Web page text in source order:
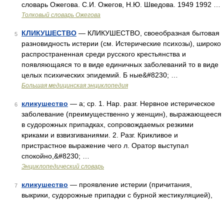
словарь Ожегова. С.И. Ожегов, Н.Ю. Шведова. 1949 1992 …
Толковый словарь Ожегова
5 КЛИКУШЕСТВО — КЛИКУШЕСТВО, своеобразная бытовая
разновидность истерии (см. Истерические психозы), широко
распространенная среди русского крестьянства и
появляющаяся то в виде единичных заболеваний то в виде
целых психических эпидемий. Б ные&#8230; …
Большая медицинская энциклопедия
6 кликушество — а; ср. 1. Нар. разг. Нервное истерическое
заболевание (преимущественно у женщин), выражающееся
в судорожных припадках, сопровождаемых резкими
криками и взвизгиваниями. 2. Разг. Крикливое и
пристрастное выражение чего л. Оратор выступал
спокойно,&#8230; …
Энциклопедический словарь
7 кликушество — проявление истерии (причитания,
выкрики, судорожные припадки с бурной жестикуляцией),